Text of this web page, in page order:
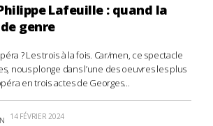
Lafeuille : quand la
genre
? Les trois à la fois. Car/men, ce spectacle
nous plonge dans l’une des oeuvres les plus
en trois actes de Georges...
14 FÉVRIER 2024